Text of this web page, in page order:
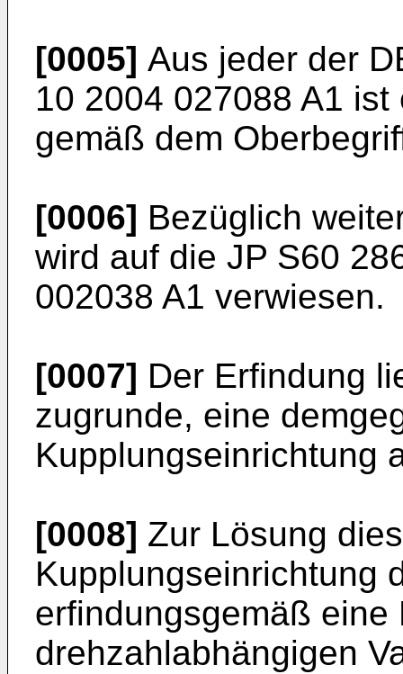
[0005] Aus jeder der
10 2004 027088 A1 ist
gemäß dem
[0006] Bezüglich
wird auf die JP S60
002038 A1 verwiesen.
[0007] Der Erfindung
zugrunde, eine
Kupplungseinrichtung
[0008] Zur Lösung
Kupplungseinrichtung
erfindungsgemäß eine
drehzahlabhängigen